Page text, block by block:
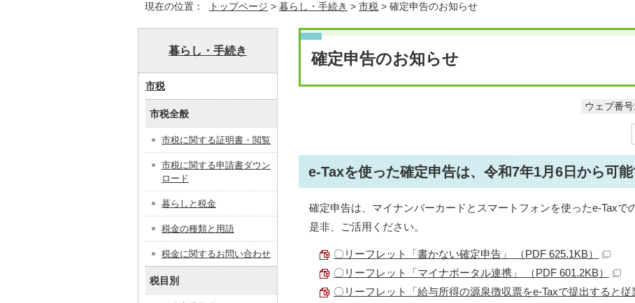
現在の位置： トップページ > 暮らし・手続き > 市税 > 確定申告のお知らせ
確定申告のお知らせ
ウェブ番
e-Taxを使った確定申告は、令和7年1月6日から可
確定申告は、マイナンバーカードとスマートフォンを使ったe-Taxで
是非、ご活用ください。
〇リーフレット「書かない確定申告」 （PDF 625.1KB）
〇リーフレット「マイナポータル連携」 （PDF 601.2KB）
〇リーフレット「給与所得の源泉徴収票をe-Taxで提出すると
暮らし・手続き
市税
市税全般
市税に関する証明書・閲覧
市税に関する申請書ダウン
ロード
暮らしと税金
税金の種類と用語
税金に関するお問い合わせ
税目別